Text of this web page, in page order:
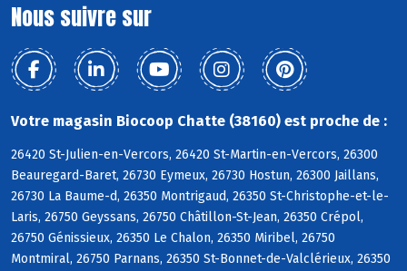
Nous suivre sur
Votre magasin Biocoop Chatte (38160) est proche de :
26420 St-Julien-en-Vercors, 26420 St-Martin-en-Vercors, 26300
Beauregard-Baret, 26730 Eymeux, 26730 Hostun, 26300 Jaillans,
26730 La Baume-d, 26350 Montrigaud, 26350 St-Christophe-et-le-
Laris, 26750 Geyssans, 26750 Châtillon-St-Jean, 26350 Crépol,
26750 Génissieux, 26350 Le Chalon, 26350 Miribel, 26750
Montmiral, 26750 Parnans, 26350 St-Bonnet-de-Valclérieux, 26350